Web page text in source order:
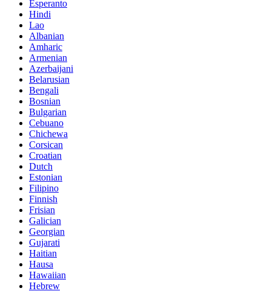
Esperanto
Hindi
Lao
Albanian
Amharic
Armenian
Azerbaijani
Belarusian
Bengali
Bosnian
Bulgarian
Cebuano
Chichewa
Corsican
Croatian
Dutch
Estonian
Filipino
Finnish
Frisian
Galician
Georgian
Gujarati
Haitian
Hausa
Hawaiian
Hebrew